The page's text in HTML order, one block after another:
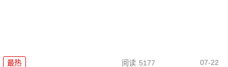
最热 阅读 5177 07-22